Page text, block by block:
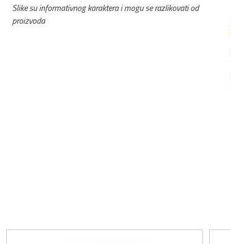
Slike su informativnog karaktera i mogu se razlikovati od
proizvoda